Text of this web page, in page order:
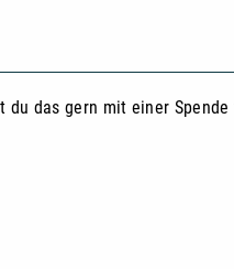
das gern mit einer